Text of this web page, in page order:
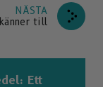
NÄSTA
till
Ett